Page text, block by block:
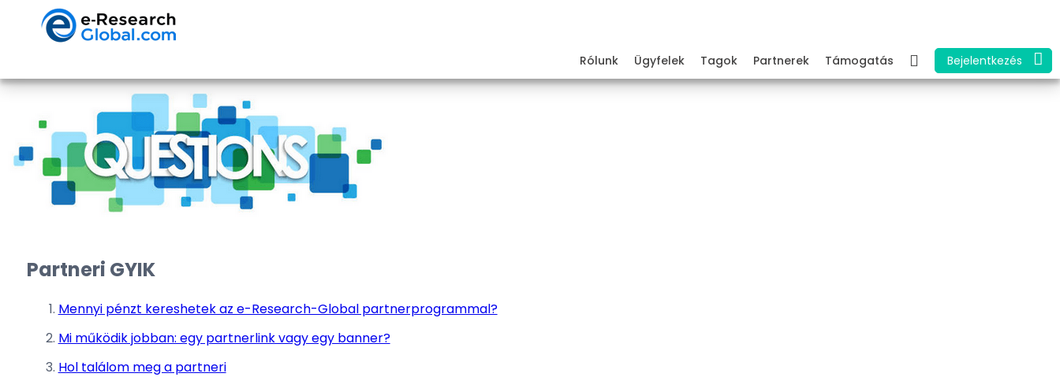
Rólunk Ügyfelek Tagok Partnerek Támogatás Bejelentkezés
Partneri GYIK
Mennyi pénzt kereshetek az e-Research-Global partnerprogrammal?
Mi működik jobban: egy partnerlink vagy egy banner?
Hol találom meg a partneri